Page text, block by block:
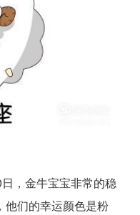
，金牛宝宝非常的稳
他们的幸运颜色是粉